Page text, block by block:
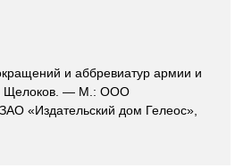
и аббревиатур армии и
Щелоков. — М.: ООО
«Издательский дом Гелеос»,